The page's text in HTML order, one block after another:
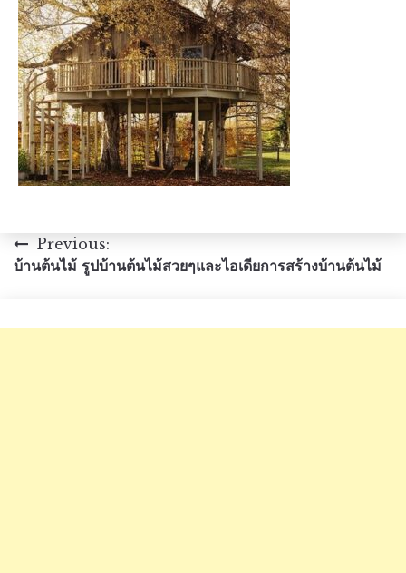
แนะแนว
Previous:
บ้านต้นไม้ รูปบ้านต้นไม้สวยๆและไอเดียการสร้างบ้านต้นไม้